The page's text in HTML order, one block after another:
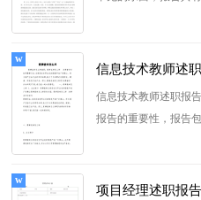
信息技术教师述
信息技术教师述职报
报告的重要性，报告
项目经理述职报